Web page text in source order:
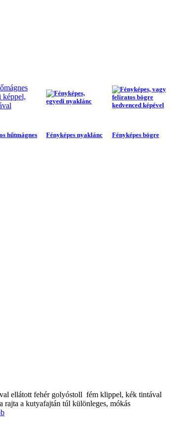
hűtmágnes Fényképes nyaklánc Fényképes bögre
ellátott fehér golyóstoll fém klippel, kék tintával
a kutyafajtán túl különleges, mókás